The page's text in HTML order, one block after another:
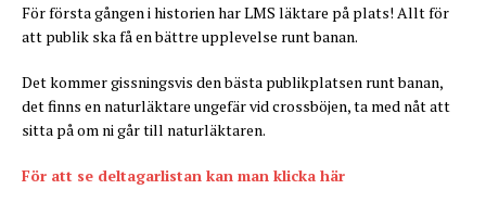
För första gången i historien har LMS läktare på plats! Allt för
att publik ska få en bättre upplevelse runt banan.
Det kommer gissningsvis den bästa publikplatsen runt banan,
det finns en naturläktare ungefär vid crossböjen, ta med nåt att
sitta på om ni går till naturläktaren.
För att se deltagarlistan kan man klicka här